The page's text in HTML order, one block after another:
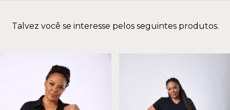
Talvez você se interesse pelos seguintes produtos.